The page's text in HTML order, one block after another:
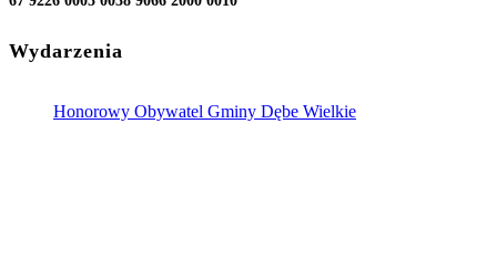
Wydarzenia
Honorowy Obywatel Gminy Dębe Wielkie